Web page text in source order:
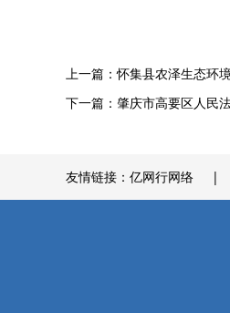
上一篇：怀集县农泽生态环
下一篇： 肇庆市高要区人民
友情链接： 亿网行网络